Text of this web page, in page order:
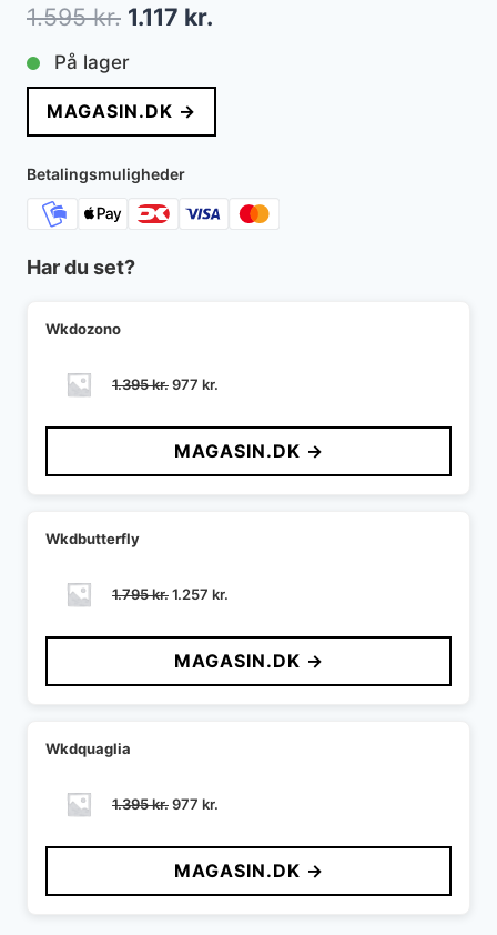
1.595kr. Den
oprindelige
pris
var:
1.595 kr..
1.117 kr.
pris
er:
På lager
MAGASIN.DK →
Betalingsmuligheder
Har du set?
Wkdozono
1.395kr.Den
pris
var:
1.395 kr..
977 kr.
pris
er:
977 kr..
MAGASIN.DK →
Wkdbutterfly
1.795kr.Den
pris
var:
1.795 kr..
1.257 kr.
pris
er:
1.257 kr..
MAGASIN.DK →
Wkdquaglia
1.395kr.Den
pris
var:
1.395 kr..
977 kr.
pris
er:
977 kr..
MAGASIN.DK →